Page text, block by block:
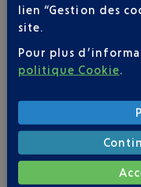
lien “Gestion des
site.
Pour plus
politique Cookie